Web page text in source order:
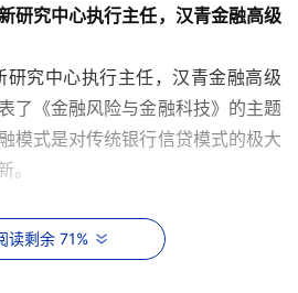
研究中心执行主任，汉青金融高级
研究中心执行主任，汉青金融高级
了《金融风险与金融科技》的主题
模式是对传统银行信贷模式的极大
。
读剩余 71%